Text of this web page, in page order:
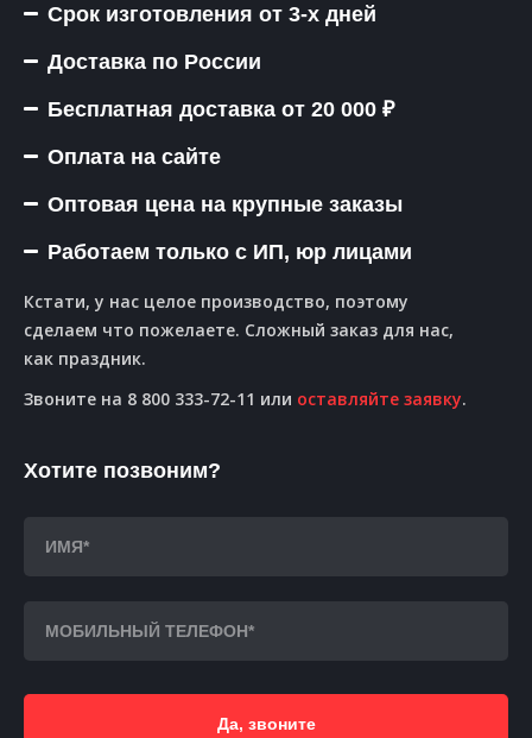
Срок изготовления от 3-х дней
Доставка по России
Бесплатная доставка от 20 000 ₽
Оплата на сайте
Оптовая цена на крупные заказы
Работаем только с ИП, юр лицами
Кстати, у нас целое производство, поэтому
сделаем что пожелаете. Сложный заказ для нас,
как праздник.
Звоните на 8 800 333-72-11 или оставляйте заявку.
Хотите позвоним?
Да, звоните